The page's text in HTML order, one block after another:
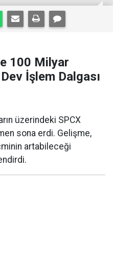
100 Milyar
İşlem Dalgası
üzerindeki SPCX
sona erdi. Gelişme,
artabileceği